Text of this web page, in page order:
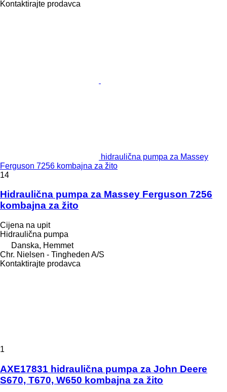
Kontaktirajte prodavca
hidraulična pumpa za Massey
Ferguson 7256 kombajna za žito
14
Hidraulična pumpa za Massey Ferguson 7256
kombajna za žito
Cijena na upit
Hidraulična pumpa
Danska, Hemmet
Chr. Nielsen - Tingheden A/S
Kontaktirajte prodavca
1
AXE17831 hidraulična pumpa za John Deere
S670, T670, W650 kombajna za žito